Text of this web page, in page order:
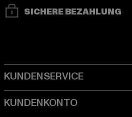
SICHERE BEZAHLUNG